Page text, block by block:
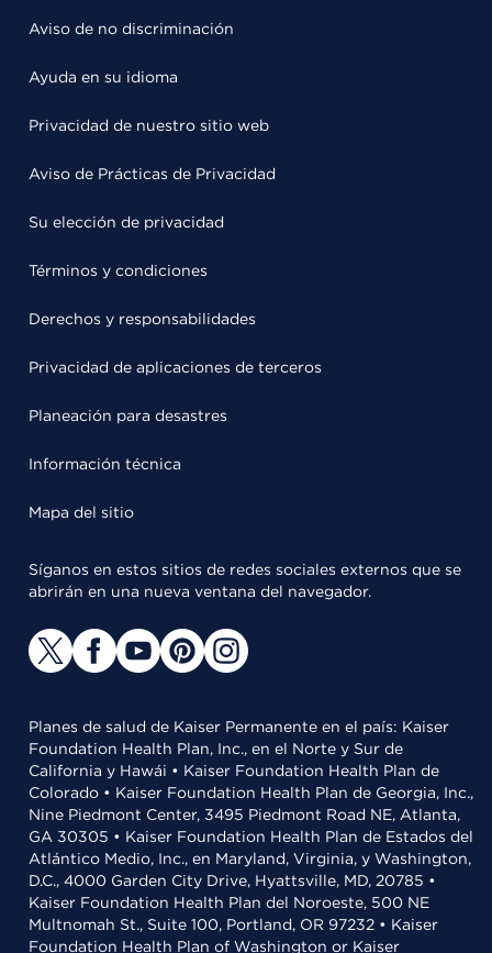
Aviso de no discriminación
Ayuda en su idioma
Privacidad de nuestro sitio web
Aviso de Prácticas de Privacidad
Su elección de privacidad
Términos y condiciones
Derechos y responsabilidades
Privacidad de aplicaciones de terceros
Planeación para desastres
Información técnica
Mapa del sitio
Síganos en estos sitios de redes sociales externos que se
abrirán en una nueva ventana del navegador.
Planes de salud de Kaiser Permanente en el país: Kaiser
Foundation Health Plan, Inc., en el Norte y Sur de
California y Hawái • Kaiser Foundation Health Plan de
Colorado • Kaiser Foundation Health Plan de Georgia, Inc.,
Nine Piedmont Center, 3495 Piedmont Road NE, Atlanta,
GA 30305 • Kaiser Foundation Health Plan de Estados del
Atlántico Medio, Inc., en Maryland, Virginia, y Washington,
D.C., 4000 Garden City Drive, Hyattsville, MD, 20785 •
Kaiser Foundation Health Plan del Noroeste, 500 NE
Multnomah St., Suite 100, Portland, OR 97232 • Kaiser
Foundation Health Plan of Washington or Kaiser